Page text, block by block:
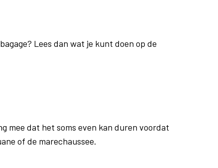
Lees dan wat je kunt doen op de
mee dat het soms even kan duren voordat
of de marechaussee.